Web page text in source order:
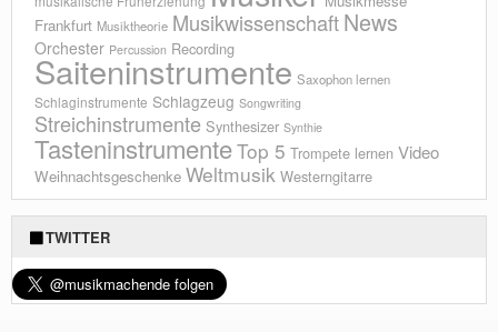
Frankfurt Musiktheorie MusikwissenschaftNews
Orchester Percussion Recording
Saiteninstrumente Saxophon lernen
Schlaginstrumente Schlagzeug Songwriting
Streichinstrumente Synthesizer Synthie
TasteninstrumenteTop 5 Trompete lernen Video
Weihnachtsgeschenke Weltmusik Westerngitarre
TWITTER